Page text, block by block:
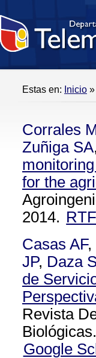
Estas en: Inicio »
Corrales
Zuñiga SA,
for the
2014. RTF
Casas AF,
JP, Daza
de
Revista
Google